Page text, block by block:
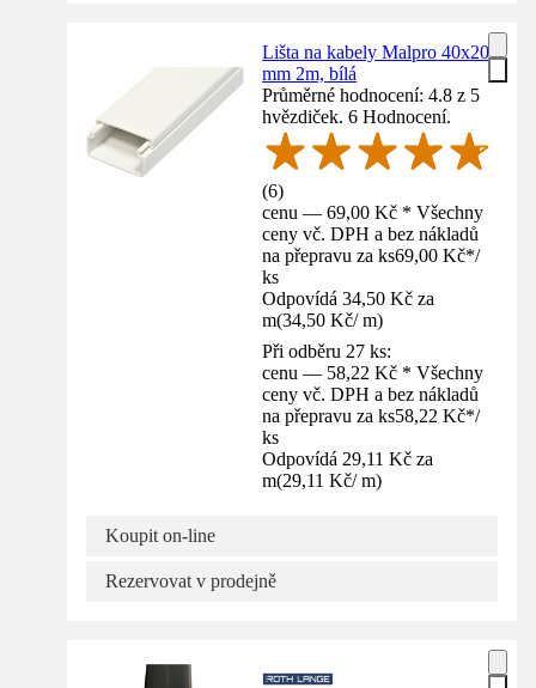
Lišta na kabely Malpro 40x20
mm 2m, bílá
Průměrné hodnocení: 4.8 z 5
hvězdiček. 6 Hodnocení.
(6)
cenu — 69,00 Kč * Všechny
ceny vč. DPH a bez nákladů
na přepravu za ks69,00 Kč*/
ks
Odpovídá 34,50 Kč za
m(34,50 Kč/ m)
Při odběru 27 ks:
cenu — 58,22 Kč * Všechny
ceny vč. DPH a bez nákladů
na přepravu za ks58,22 Kč*/
ks
Odpovídá 29,11 Kč za
m(29,11 Kč/ m)
Koupit on-line
Rezervovat v prodejně